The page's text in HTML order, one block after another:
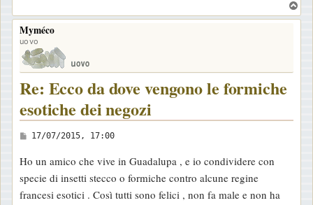
o
Myméco
uovo
Re: Ecco da dove vengono le formiche
esotiche dei negozi
M
s
s
a
17/07/2015, 17:00
Ho un amico che vive in Guadalupa , e io condividere con
specie di insetti stecco o formiche contro alcune regine
francesi esotici . Così tutti sono felici , non fa male e non ha